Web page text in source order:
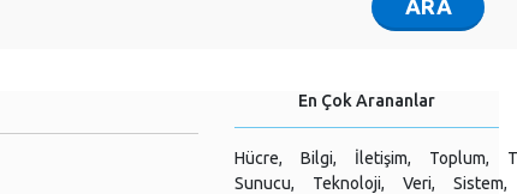
En Çok Arananlar
Hücre, Bilgi, İletişim, Toplum,
Sunucu,
Teknoloji, Veri, Sistem,